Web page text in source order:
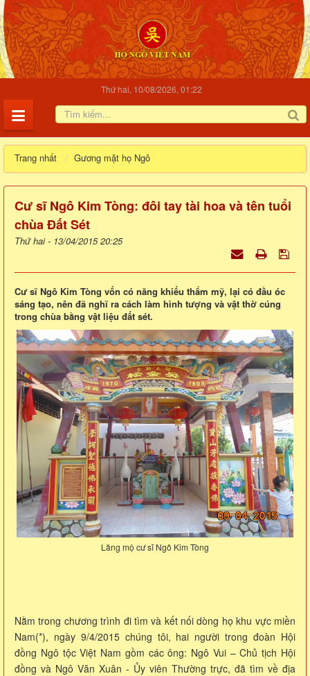
Thứ hai, 10/08/2026, 01:22
Trang nhất Gương mặt họ Ngô
Cư sĩ Ngô Kim Tòng: đôi tay tài hoa và tên tuổi
chùa Đất Sét
Thứ hai - 13/04/2015 20:25
Cư sĩ Ngô Kim Tòng vốn có năng khiếu thẩm mỹ, lại có đầu óc
sáng tạo, nên đã nghĩ ra cách làm hình tượng và vật thờ cúng
trong chùa bằng vật liệu đất sét.
Lăng mộ cư sĩ Ngô Kim Tòng
Nằm trong chương trình đi tìm và kết nối dòng họ khu vực miền
Nam(*), ngày 9/4/2015 chúng tôi, hai người trong đoàn Hội
đồng Ngô tộc Việt Nam gồm các ông: Ngô Vui – Chủ tịch Hội
đồng và Ngô Văn Xuân - Ủy viên Thường trực, đã tìm về địa